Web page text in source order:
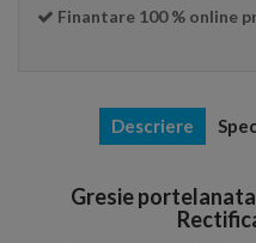
Finantare 100 % online
Descriere
Gresie